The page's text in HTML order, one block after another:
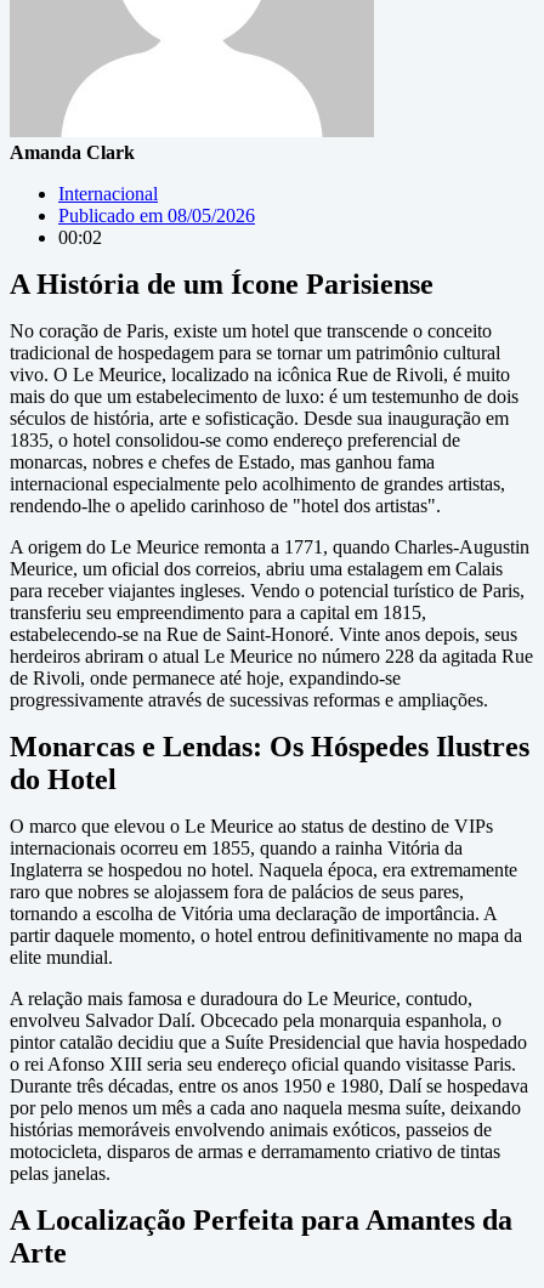
Amanda Clark
Internacional
Publicado em 08/05/2026
00:02
A História de um Ícone Parisiense
No coração de Paris, existe um hotel que transcende o conceito
tradicional de hospedagem para se tornar um patrimônio cultural
vivo. O Le Meurice, localizado na icônica Rue de Rivoli, é muito
mais do que um estabelecimento de luxo: é um testemunho de dois
séculos de história, arte e sofisticação. Desde sua inauguração em
1835, o hotel consolidou-se como endereço preferencial de
monarcas, nobres e chefes de Estado, mas ganhou fama
internacional especialmente pelo acolhimento de grandes artistas,
rendendo-lhe o apelido carinhoso de "hotel dos artistas".
A origem do Le Meurice remonta a 1771, quando Charles-Augustin
Meurice, um oficial dos correios, abriu uma estalagem em Calais
para receber viajantes ingleses. Vendo o potencial turístico de Paris,
transferiu seu empreendimento para a capital em 1815,
estabelecendo-se na Rue de Saint-Honoré. Vinte anos depois, seus
herdeiros abriram o atual Le Meurice no número 228 da agitada Rue
de Rivoli, onde permanece até hoje, expandindo-se
progressivamente através de sucessivas reformas e ampliações.
Monarcas e Lendas: Os Hóspedes Ilustres
do Hotel
O marco que elevou o Le Meurice ao status de destino de VIPs
internacionais ocorreu em 1855, quando a rainha Vitória da
Inglaterra se hospedou no hotel. Naquela época, era extremamente
raro que nobres se alojassem fora de palácios de seus pares,
tornando a escolha de Vitória uma declaração de importância. A
partir daquele momento, o hotel entrou definitivamente no mapa da
elite mundial.
A relação mais famosa e duradoura do Le Meurice, contudo,
envolveu Salvador Dalí. Obcecado pela monarquia espanhola, o
pintor catalão decidiu que a Suíte Presidencial que havia hospedado
o rei Afonso XIII seria seu endereço oficial quando visitasse Paris.
Durante três décadas, entre os anos 1950 e 1980, Dalí se hospedava
por pelo menos um mês a cada ano naquela mesma suíte, deixando
histórias memoráveis envolvendo animais exóticos, passeios de
motocicleta, disparos de armas e derramamento criativo de tintas
pelas janelas.
A Localização Perfeita para Amantes da
Arte